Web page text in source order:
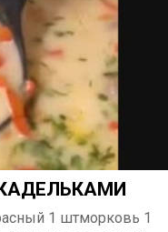
1 штморковь 1